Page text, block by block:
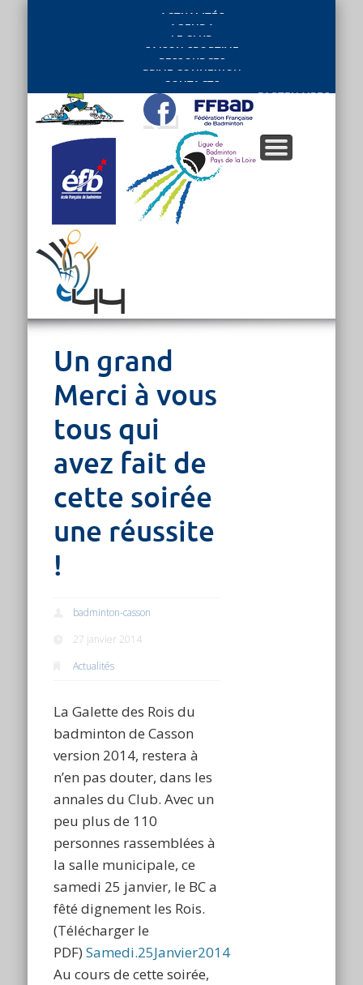
ACTUALITÉS
AGENDA
LE CLUB
SAISON SPORTIVE
RESSOURCES
PRIVE CONNEXION
CONTACTS
PARTENAIRES
Un grand
Merci à vous
tous qui
avez fait de
cette soirée
une réussite
!
badminton-casson
27 janvier 2014
Actualités
La Galette des Rois du
badminton de Casson
version 2014, restera à
n’en pas douter, dans les
annales du Club. Avec un
peu plus de 110
personnes rassemblées à
la salle municipale, ce
samedi 25 janvier, le BC a
fêté dignement les Rois.
(Télécharger le
PDF)Samedi.25Janvier2014
Au cours de cette soirée,